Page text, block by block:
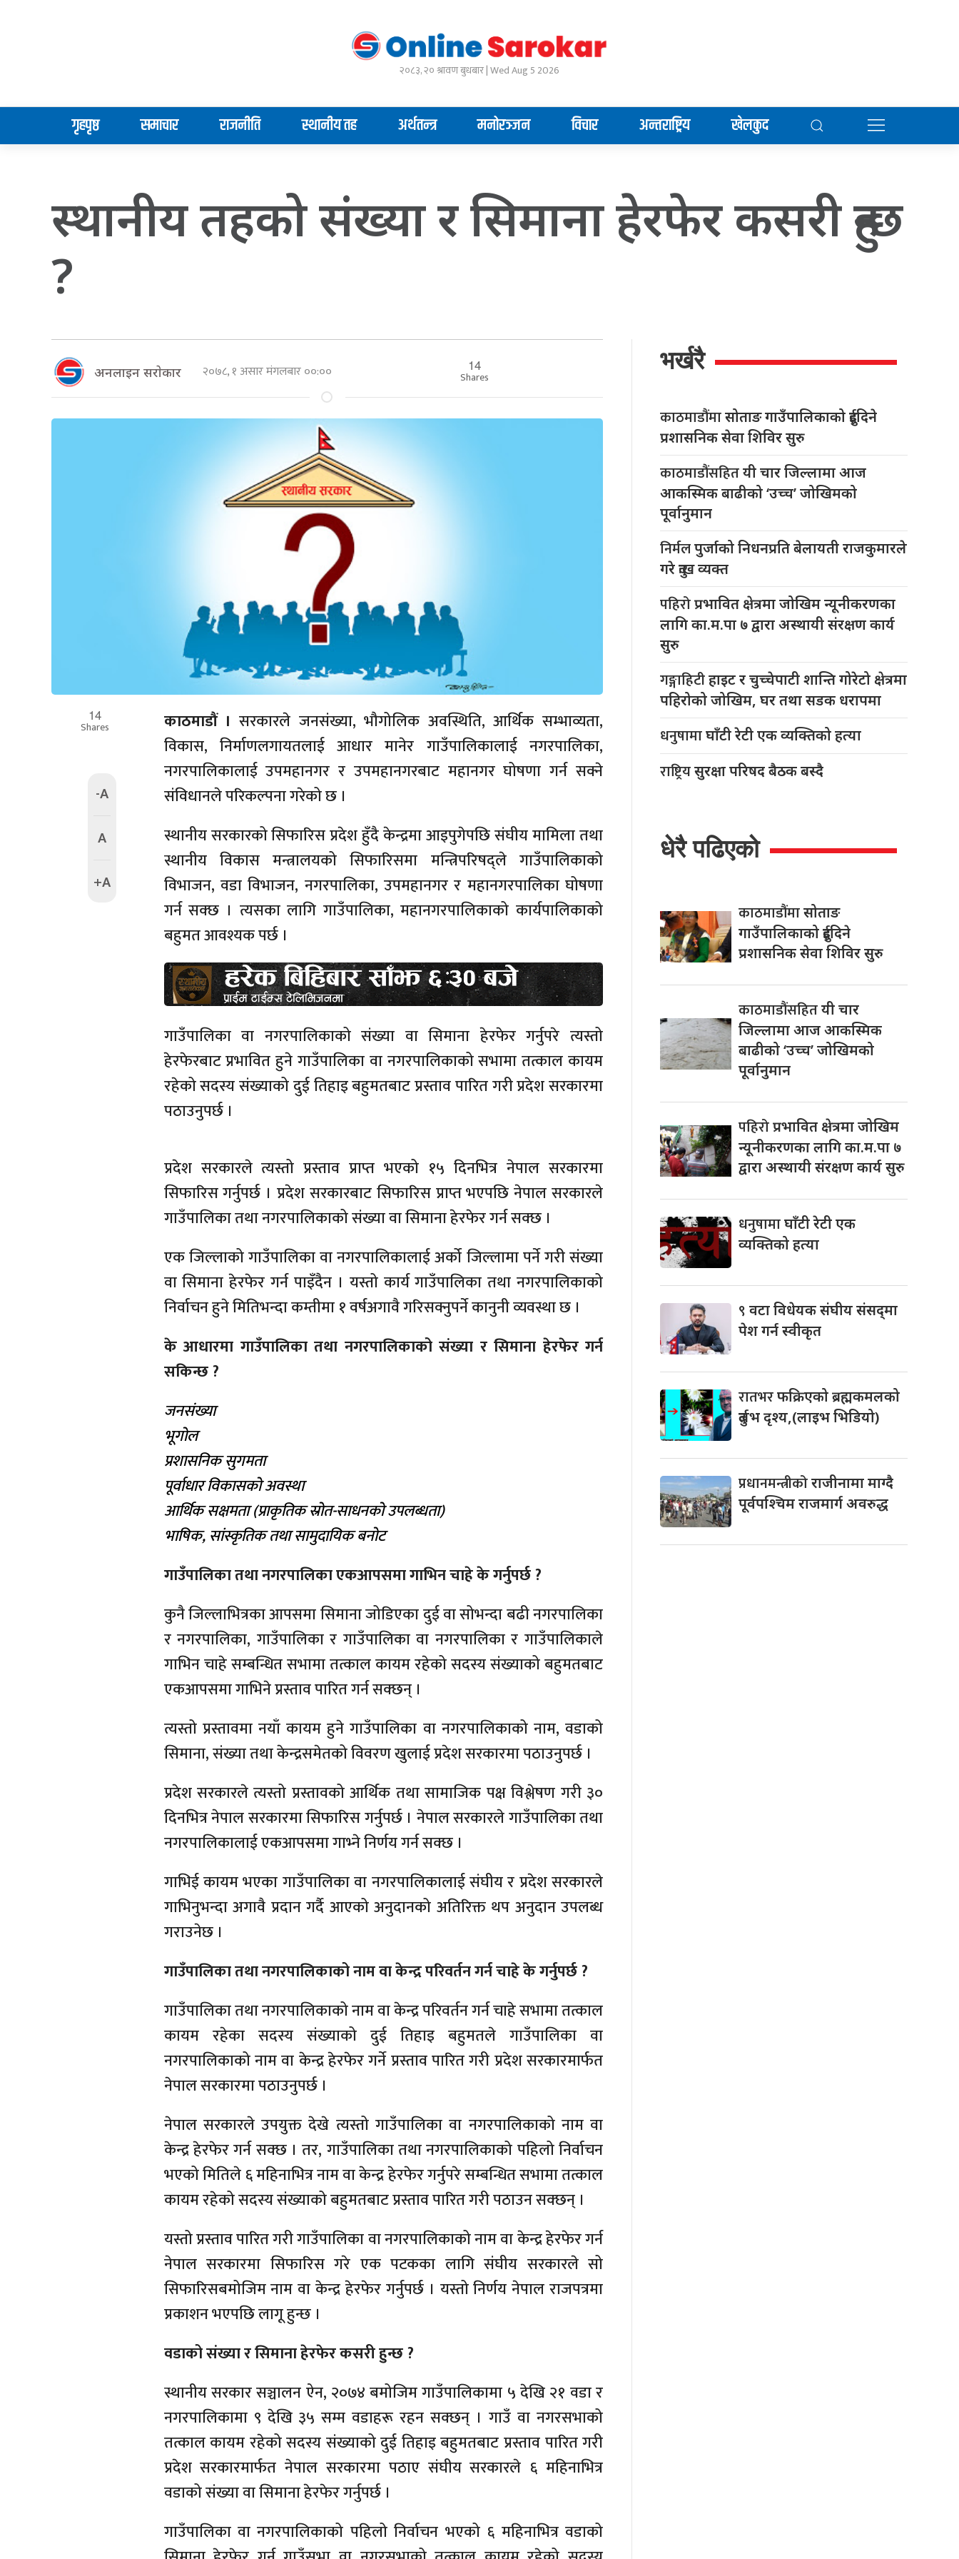
२०८३, २० श्रावण बुधबार | Wed Aug 5 2026
गृहपृष्ठ समाचार राजनीति स्थानीय तह अर्थतन्त्र मनोरञ्जन विचार अन्तराष्ट्रिय खेलकुद
स्थानीय तहको संख्या र सिमाना हेरफेर कसरी हुन्छ
?
अनलाइन सराेकार २०७८, १ असार मंगलबार ००:०० 14
Shares
14
Shares
-A
A
+A
काठमाडौं । सरकारले जनसंख्या, भौगोलिक अवस्थिति, आर्थिक सम्भाव्यता,
विकास, निर्माणलगायतलाई आधार मानेर गाउँपालिकालाई नगरपालिका,
नगरपालिकालाई उपमहानगर र उपमहानगरबाट महानगर घोषणा गर्न सक्ने
संविधानले परिकल्पना गरेको छ ।
स्थानीय सरकारको सिफारिस प्रदेश हुँदै केन्द्रमा आइपुगेपछि संघीय मामिला तथा
स्थानीय विकास मन्त्रालयको सिफारिसमा मन्त्रिपरिषद्ले गाउँपालिकाको
विभाजन, वडा विभाजन, नगरपालिका, उपमहानगर र महानगरपालिका घोषणा
गर्न सक्छ । त्यसका लागि गाउँपालिका, महानगरपालिकाको कार्यपालिकाको
बहुमत आवश्यक पर्छ ।
गाउँपालिका वा नगरपालिकाको संख्या वा सिमाना हेरफेर गर्नुपरे त्यस्तो
हेरफेरबाट प्रभावित हुने गाउँपालिका वा नगरपालिकाको सभामा तत्काल कायम
रहेको सदस्य संख्याको दुई तिहाइ बहुमतबाट प्रस्ताव पारित गरी प्रदेश सरकारमा
पठाउनुपर्छ ।
प्रदेश सरकारले त्यस्तो प्रस्ताव प्राप्त भएको १५ दिनभित्र नेपाल सरकारमा
सिफारिस गर्नुपर्छ । प्रदेश सरकारबाट सिफारिस प्राप्त भएपछि नेपाल सरकारले
गाउँपालिका तथा नगरपालिकाको संख्या वा सिमाना हेरफेर गर्न सक्छ ।
एक जिल्लाको गाउँपालिका वा नगरपालिकालाई अर्को जिल्लामा पर्ने गरी संख्या
वा सिमाना हेरफेर गर्न पाइँदैन । यस्तो कार्य गाउँपालिका तथा नगरपालिकाको
निर्वाचन हुने मितिभन्दा कम्तीमा १ वर्षअगावै गरिसक्नुपर्ने कानुनी व्यवस्था छ ।
के आधारमा गाउँपालिका तथा नगरपालिकाको संख्या र सिमाना हेरफेर गर्न
सकिन्छ ?
जनसंख्या
भूगोल
प्रशासनिक सुगमता
पूर्वाधार विकासको अवस्था
आर्थिक सक्षमता (प्राकृतिक स्रोत-साधनको उपलब्धता)
भाषिक, सांस्कृतिक तथा सामुदायिक बनोट
गाउँपालिका तथा नगरपालिका एकआपसमा गाभिन चाहे के गर्नुपर्छ ?
कुनै जिल्लाभित्रका आपसमा सिमाना जोडिएका दुई वा सोभन्दा बढी नगरपालिका
र नगरपालिका, गाउँपालिका र गाउँपालिका वा नगरपालिका र गाउँपालिकाले
गाभिन चाहे सम्बन्धित सभामा तत्काल कायम रहेको सदस्य संख्याको बहुमतबाट
एकआपसमा गाभिने प्रस्ताव पारित गर्न सक्छन् ।
त्यस्तो प्रस्तावमा नयाँ कायम हुने गाउँपालिका वा नगरपालिकाको नाम, वडाको
सिमाना, संख्या तथा केन्द्रसमेतको विवरण खुलाई प्रदेश सरकारमा पठाउनुपर्छ ।
प्रदेश सरकारले त्यस्तो प्रस्तावको आर्थिक तथा सामाजिक पक्ष विश्लेषण गरी ३०
दिनभित्र नेपाल सरकारमा सिफारिस गर्नुपर्छ । नेपाल सरकारले गाउँपालिका तथा
नगरपालिकालाई एकआपसमा गाभ्ने निर्णय गर्न सक्छ ।
गाभिई कायम भएका गाउँपालिका वा नगरपालिकालाई संघीय र प्रदेश सरकारले
गाभिनुभन्दा अगावै प्रदान गर्दै आएको अनुदानको अतिरिक्त थप अनुदान उपलब्ध
गराउनेछ ।
गाउँपालिका तथा नगरपालिकाको नाम वा केन्द्र परिवर्तन गर्न चाहे के गर्नुपर्छ ?
गाउँपालिका तथा नगरपालिकाको नाम वा केन्द्र परिवर्तन गर्न चाहे सभामा तत्काल
कायम रहेका सदस्य संख्याको दुई तिहाइ बहुमतले गाउँपालिका वा
नगरपालिकाको नाम वा केन्द्र हेरफेर गर्ने प्रस्ताव पारित गरी प्रदेश सरकारमार्फत
नेपाल सरकारमा पठाउनुपर्छ ।
नेपाल सरकारले उपयुक्त देखे त्यस्तो गाउँपालिका वा नगरपालिकाको नाम वा
केन्द्र हेरफेर गर्न सक्छ । तर, गाउँपालिका तथा नगरपालिकाको पहिलो निर्वाचन
भएको मितिले ६ महिनाभित्र नाम वा केन्द्र हेरफेर गर्नुपरे सम्बन्धित सभामा तत्काल
कायम रहेको सदस्य संख्याको बहुमतबाट प्रस्ताव पारित गरी पठाउन सक्छन् ।
यस्तो प्रस्ताव पारित गरी गाउँपालिका वा नगरपालिकाको नाम वा केन्द्र हेरफेर गर्न
नेपाल सरकारमा सिफारिस गरे एक पटकका लागि संघीय सरकारले सो
सिफारिसबमोजिम नाम वा केन्द्र हेरफेर गर्नुपर्छ । यस्तो निर्णय नेपाल राजपत्रमा
प्रकाशन भएपछि लागू हुन्छ ।
वडाको संख्या र सिमाना हेरफेर कसरी हुन्छ ?
स्थानीय सरकार सञ्चालन ऐन, २०७४ बमोजिम गाउँपालिकामा ५ देखि २१ वडा र
नगरपालिकामा ९ देखि ३५ सम्म वडाहरू रहन सक्छन् । गाउँ वा नगरसभाको
तत्काल कायम रहेको सदस्य संख्याको दुई तिहाइ बहुमतबाट प्रस्ताव पारित गरी
प्रदेश सरकारमार्फत नेपाल सरकारमा पठाए संघीय सरकारले ६ महिनाभित्र
वडाको संख्या वा सिमाना हेरफेर गर्नुपर्छ ।
गाउँपालिका वा नगरपालिकाको पहिलो निर्वाचन भएको ६ महिनाभित्र वडाको
भर्खरै
काठमाडौंमासोताङ गाउँपालिकाको दुईदिने
प्रशासनिक सेवा शिविर सुरु
काठमाडौंसहितयी चार जिल्लामा आज
आकस्मिक बाढीको ‘उच्च’ जोखिमको
पूर्वानुमान
निर्मलपुर्जाको निधनप्रति बेलायती राजकुमारले
गरे दुःख व्यक्त
पहिरोप्रभावित क्षेत्रमा जोखिम न्यूनीकरणका
लागि का.म.पा ७ द्वारा अस्थायी संरक्षण कार्य
सुरु
गङ्गाहिटीहाइट र चुच्चेपाटी शान्ति गोरेटो क्षेत्रमा
पहिरोको जोखिम, घर तथा सडक धरापमा
धनुषामाघाँटी रेटी एक व्यक्तिको हत्या
राष्ट्रियसुरक्षा परिषद बैठक बस्दै
धेरै पढिएको
काठमाडौंमासोताङ
गाउँपालिकाको दुईदिने
प्रशासनिक सेवा शिविर सुरु
काठमाडौंसहितयी चार
जिल्लामा आज आकस्मिक
बाढीको ‘उच्च’ जोखिमको
पूर्वानुमान
पहिरोप्रभावित क्षेत्रमा जोखिम
न्यूनीकरणका लागि का.म.पा ७
द्वारा अस्थायी संरक्षण कार्य सुरु
धनुषामाघाँटी रेटी एक
व्यक्तिको हत्या
९वटा विधेयक संघीय संसद्‌मा
पेश गर्न स्वीकृत
रातभरफक्रिएको ब्रह्मकमलको
दुर्लभ दृश्य,(लाइभ भिडियो)
प्रधानमन्त्रीकोराजीनामा माग्दै
पूर्वपश्चिम राजमार्ग अवरुद्ध